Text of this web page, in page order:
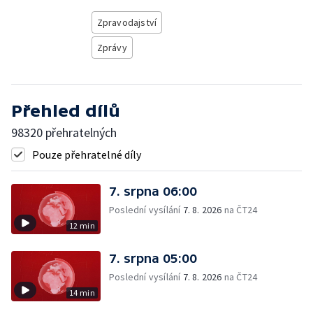
Zpravodajství
Zprávy
Přehled dílů
98320 přehratelných
Pouze přehratelné díly
12 min
7. srpna 06:00
Poslední vysílání 7. 8. 2026 na ČT24
14 min
7. srpna 05:00
Poslední vysílání 7. 8. 2026 na ČT24